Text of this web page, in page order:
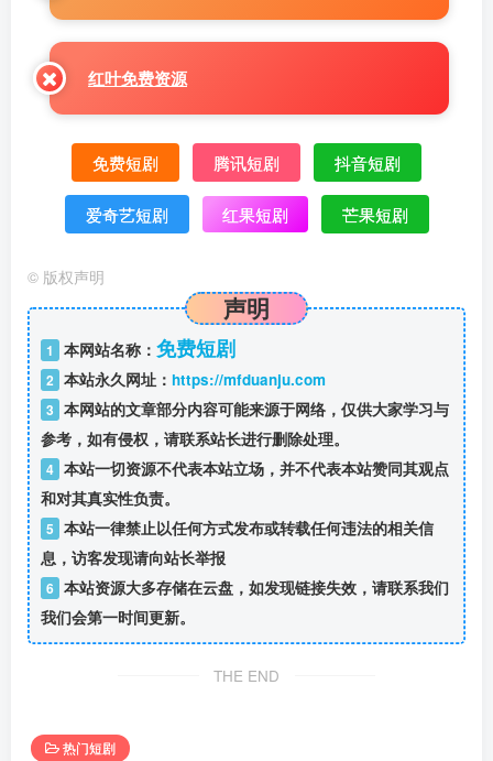
红叶免费资源
免费短剧 腾讯短剧 抖音短剧
爱奇艺短剧 红果短剧 芒果短剧
© 版权声明
声明
1 本网站名称： 免费短剧
2 本站永久网址： https://mfduanju.com
3 本网站的文章部分内容可能来源于网络，仅供大家学习与
参考，如有侵权，请联系站长进行删除处理。
4 本站一切资源不代表本站立场，并不代表本站赞同其观点
和对其真实性负责。
5 本站一律禁止以任何方式发布或转载任何违法的相关信
息，访客发现请向站长举报
6 本站资源大多存储在云盘，如发现链接失效，请联系我们
我们会第一时间更新。
THE END
热门短剧